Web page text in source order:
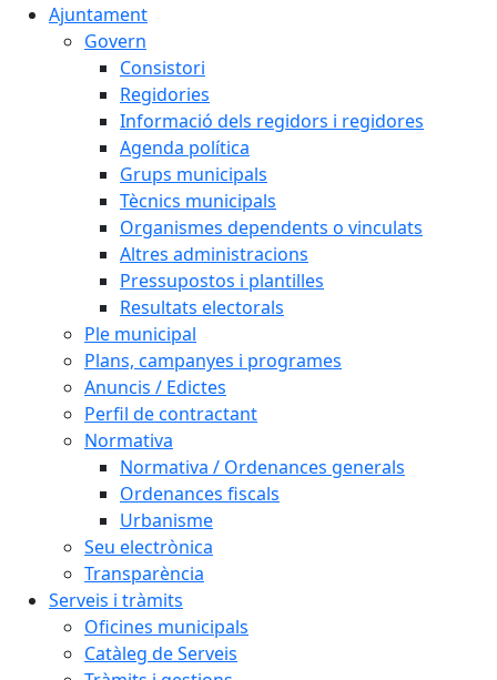
Ajuntament
Govern
Consistori
Regidories
Informació dels regidors i regidores
Agenda política
Grups municipals
Tècnics municipals
Organismes dependents o vinculats
Altres administracions
Pressupostos i plantilles
Resultats electorals
Ple municipal
Plans, campanyes i programes
Anuncis / Edictes
Perfil de contractant
Normativa
Normativa / Ordenances generals
Ordenances fiscals
Urbanisme
Seu electrònica
Transparència
Serveis i tràmits
Oficines municipals
Catàleg de Serveis